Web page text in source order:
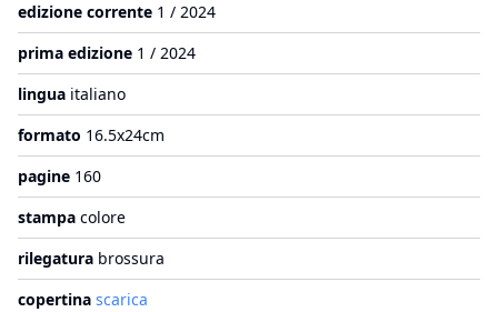
edizione corrente 1 / 2024
prima edizione 1 / 2024
lingua italiano
formato 16.5x24cm
pagine 160
stampa colore
rilegatura brossura
copertina scarica